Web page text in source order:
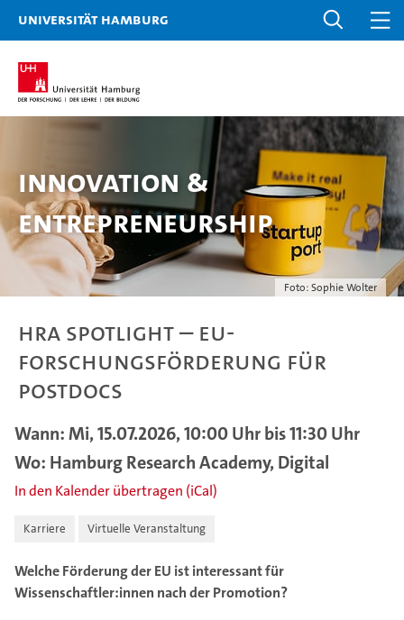
Universität Hamburg
Foto: Sophie Wolter
Innovation &
Entrepreneurship
HRA Spotlight – EU-
Forschungsförderung für
Postdocs
Wann: Mi, 15.07.2026, 10:00 Uhr bis 11:30 Uhr
Wo: Hamburg Research Academy, Digital
In den Kalender übertragen (iCal)
Karriere Virtuelle Veranstaltung
Welche Förderung der EU ist interessant für
Wissenschaftler:innen nach der Promotion?